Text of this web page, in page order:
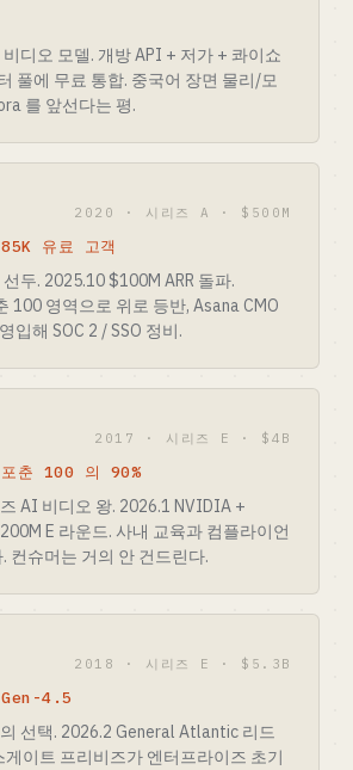
디오 모델. 개방 API + 저가 + 콰이쇼
풀에 무료 통합. 중국어 장면 물리/모
를 앞선다는 평.
2020 · 시리즈 A · $500M
유료 고객
두. 2025.10 $100M ARR 돌파.
100 영역으로 위로 등반, Asana CMO
입해 SOC 2 / SSO 정비.
2017 · 시리즈 E · $4B
춘 100 의 90%
AI 비디오 왕. 2026.1 NVIDIA +
E 라운드. 사내 교육과 컴플라이언
컨슈머는 거의 안 건드린다.
2018 · 시리즈 E · $5.3B
4.5
선택. 2026.2 General Atlantic 리드
이트 프리비즈가 엔터프라이즈 초기